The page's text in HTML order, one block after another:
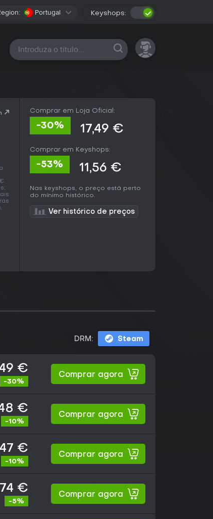
Portugal Keyshops:
Todas as plataformas
Comprar em Loja Oficial:
-30% 17,49 €
Comprar em Keyshops:
-53% 11,56 €
Nas keyshops, o preço está perto
do mínimo histórico.
Ver histórico de preços
DRM: Steam
€
-30%
Comprar agora
€
-10%
Comprar agora
€
-10%
Comprar agora
€
-5%
Comprar agora